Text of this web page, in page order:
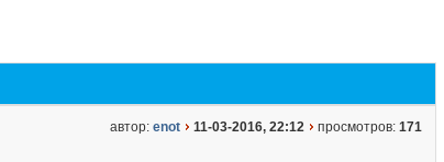
автор: enot 11-03-2016, 22:12 просмотров: 171